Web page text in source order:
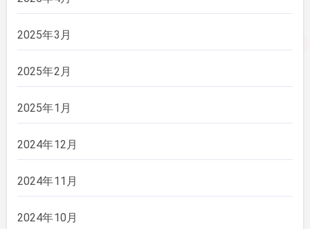
2025年3月
2025年2月
2025年1月
2024年12月
2024年11月
2024年10月